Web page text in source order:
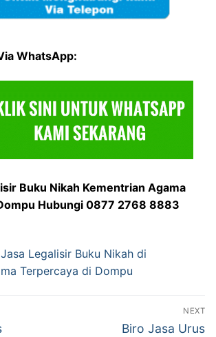
WhatsApp:
Buku Nikah Kementrian Agama
Hubungi 0877 2768 8883
Legalisir Buku Nikah di
Terpercaya di Dompu
NEXT
Next
Biro Jasa Urus